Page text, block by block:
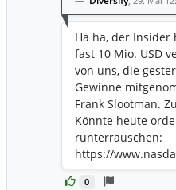
Dollar an und
Ergebnisse sowie
Ausblick für das
Benchmark
Dollar und hob
sequentielle
Fitzgerald passte
Dollar an und
Auswirkungen des
Wachstums.
neues Ziel von 300
0
Ha ha, der
fast 10 Mio. USD
von uns, die
Gewinne
Frank Slootman.
Könnte heute
runterrauschen:
https://
activity/stocks/